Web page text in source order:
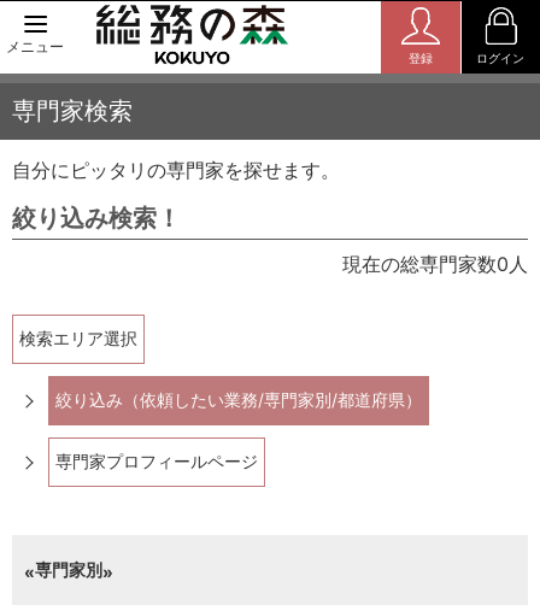
メニュー
登録 ログイン
専門家検索
自分にピッタリの専門家を探せます。
絞り込み検索！
現在の総専門家数0人
検索エリア選択
絞り込み（依頼したい業務/専門家別/都道府県）
専門家プロフィールページ
専門家別